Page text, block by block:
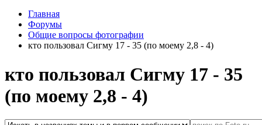
Главная
Форумы
Общие вопросы фотографии
кто пользовал Сигму 17 - 35 (по моему 2,8 - 4)
кто пользовал Сигму 17 - 35
(по моему 2,8 - 4)